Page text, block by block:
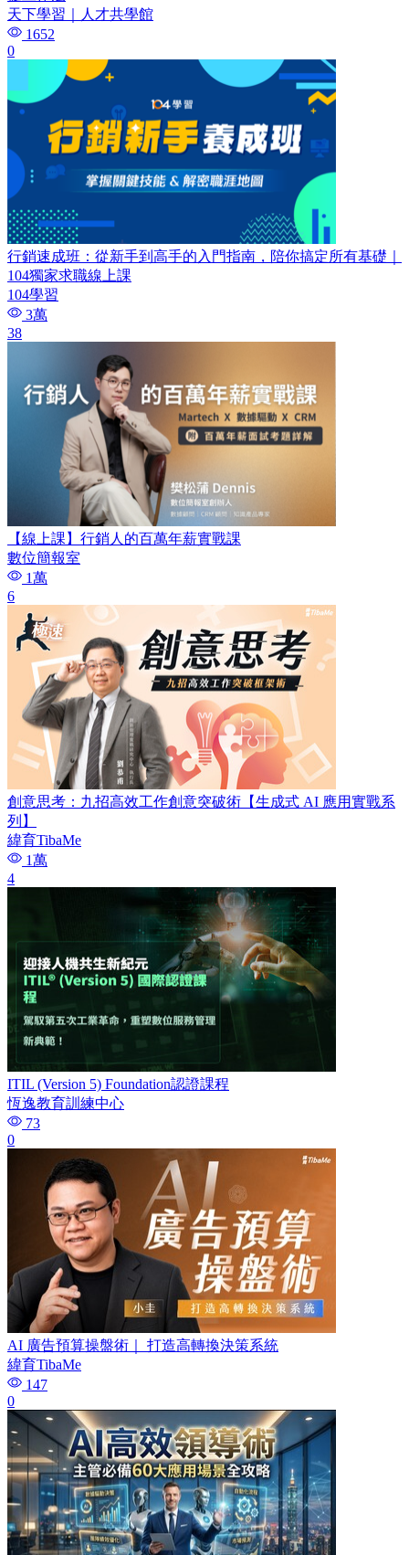
天下學習｜人才共學館
1652
0
行銷速成班：從新手到高手的入門指南，陪你搞定所有基礎｜
104獨家求職線上課
104學習
3萬
38
【線上課】行銷人的百萬年薪實戰課
數位簡報室
1萬
6
創意思考：九招高效工作創意突破術【生成式 AI 應用實戰系
列】
緯育TibaMe
1萬
4
ITIL (Version 5) Foundation認證課程
恆逸教育訓練中心
73
0
AI 廣告預算操盤術｜ 打造高轉換決策系統
緯育TibaMe
147
0